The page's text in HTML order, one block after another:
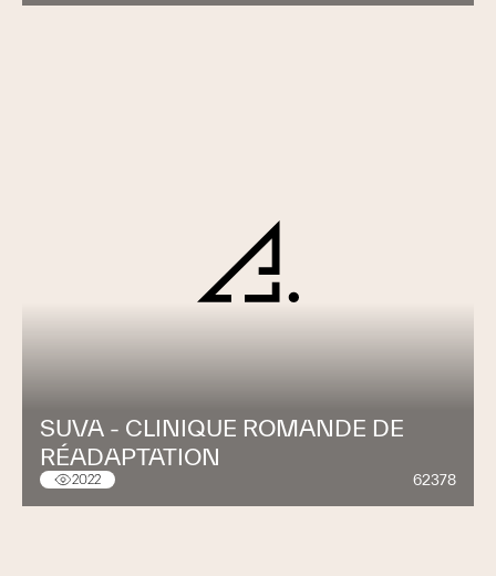
SUVA - CLINIQUE ROMANDE DE
RÉADAPTATION
2022 62378